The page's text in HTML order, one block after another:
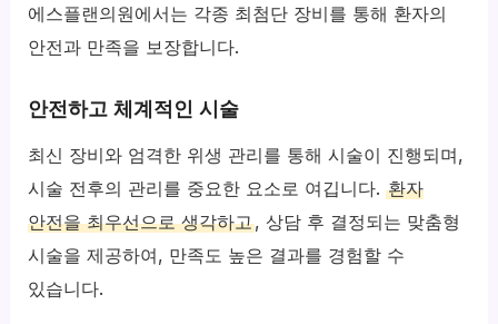
에스플랜의원에서는 각종 최첨단 장비를 통해 환자의
안전과 만족을 보장합니다.
안전하고 체계적인 시술
최신 장비와 엄격한 위생 관리를 통해 시술이 진행되며,
시술 전후의 관리를 중요한 요소로 여깁니다.환자
안전을 최우선으로 생각하고, 상담 후 결정되는 맞춤형
시술을 제공하여, 만족도 높은 결과를 경험할 수
있습니다.